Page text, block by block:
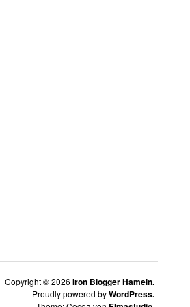
Copyright © 2026 Iron Blogger Hameln.
Proudly powered byWordPress.